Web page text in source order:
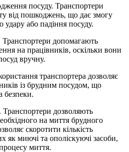
посуду. Транспортери
від пошкоджень, що дає змогу
або падіння посуду.
допомагають
на працівників, оскільки вони
вручну.
транспортера дозволяє
із брудним посудом, що
безпеки.
Транспортери дозволяють
на миття брудного
скоротити кількість
як миючі та ополіскуючі засоби,
миття.